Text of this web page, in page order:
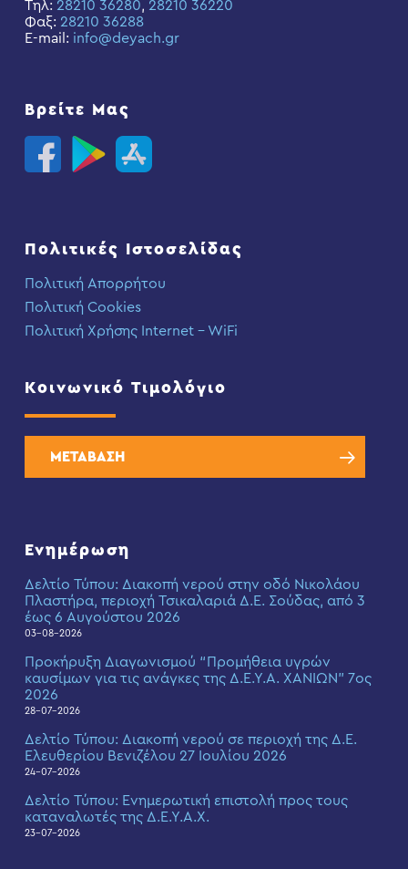
Τηλ: 28210 36280, 28210 36220
Φαξ: 28210 36288
E-mail: info@deyach.gr
Βρείτε Μας
Πολιτικές Ιστοσελίδας
Πολιτική Απορρήτου
Πολιτική Cookies
Πολιτική Χρήσης Internet – WiFi
Κοινωνικό Τιμολόγιο
ΜΕΤΑΒΑΣΗ
Ενημέρωση
Δελτίο Τύπου: Διακοπή νερού στην οδό Νικολάου
Πλαστήρα, περιοχή Τσικαλαριά Δ.Ε. Σούδας, από 3
έως 6 Αυγούστου 2026
03-08-2026
Προκήρυξη Διαγωνισμού “Προμήθεια υγρών
καυσίμων για τις ανάγκες της Δ.Ε.Υ.Α. ΧΑΝΙΩΝ” 7ος
2026
28-07-2026
Δελτίο Τύπου: Διακοπή νερού σε περιοχή της Δ.Ε.
Ελευθερίου Βενιζέλου 27 Ιουλίου 2026
24-07-2026
Δελτίο Τύπου: Eνημερωτική επιστολή προς τους
καταναλωτές της Δ.Ε.Υ.Α.Χ.
23-07-2026